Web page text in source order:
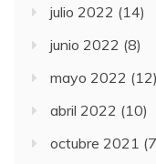
julio 2022 (14)
junio 2022 (8)
mayo 2022 (12)
abril 2022 (10)
octubre 2021